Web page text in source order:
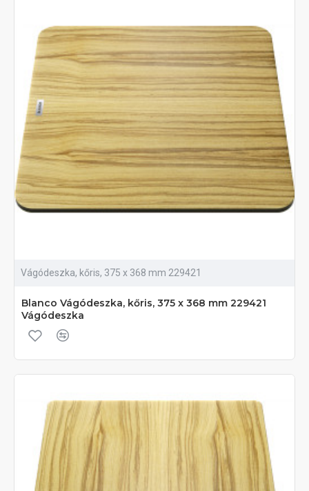
Vágódeszka, kőris, 375 x 368 mm 229421
Blanco Vágódeszka, kőris, 375 x 368 mm 229421
Vágódeszka